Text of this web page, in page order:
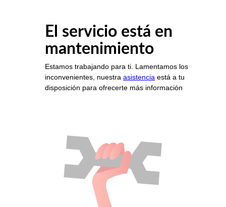
El servicio está en
mantenimiento
Estamos trabajando para ti. Lamentamos los
inconvenientes, nuestra asistencia está a tu
disposición para ofrecerte más información